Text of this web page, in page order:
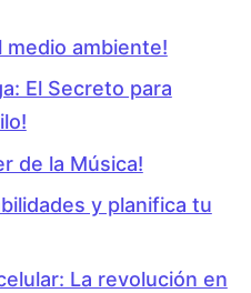
medio ambiente!
El Secreto para
de la Música!
y planifica tu
La revolución en